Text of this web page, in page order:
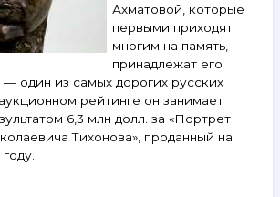
Ахматовой, которые
первыми приходят
многим на память, —
принадлежат его
— один из самых дорогих русских
рейтинге он занимает
6,3 млн долл. за «Портрет
Тихонова», проданный на